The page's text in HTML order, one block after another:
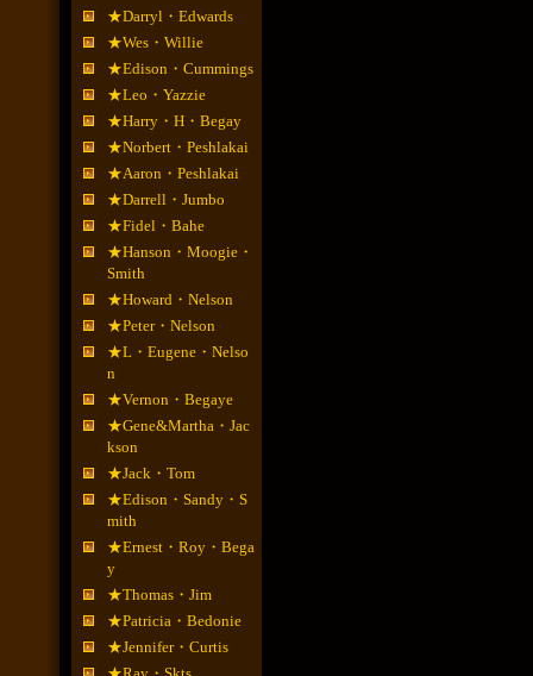
★Darryl・Edwards
★Wes・Willie
★Edison・Cummings
★Leo・Yazzie
★Harry・H・Begay
★Norbert・Peshlakai
★Aaron・Peshlakai
★Darrell・Jumbo
★Fidel・Bahe
★Hanson・Moogie・
Smith
★Howard・Nelson
★Peter・Nelson
★L・Eugene・Nelso
n
★Vernon・Begaye
★Gene&Martha・Jac
kson
★Jack・Tom
★Edison・Sandy・S
mith
★Ernest・Roy・Bega
y
★Thomas・Jim
★Patricia・Bedonie
★Jennifer・Curtis